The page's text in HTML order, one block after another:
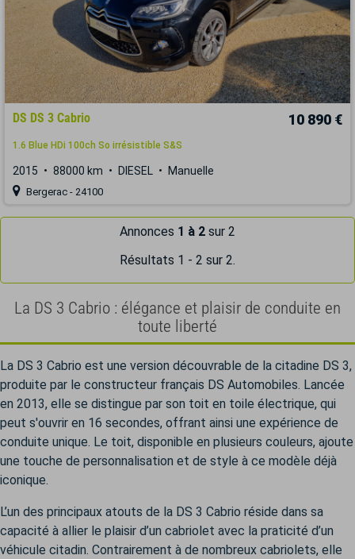
DS DS 3 Cabrio 10 890 €
1.6 Blue HDi 100ch So irrésistible S&S
2015 88000 km DIESEL Manuelle
Bergerac - 24100
Annonces 1 à 2 sur 2
Résultats 1 - 2 sur 2.
La DS 3 Cabrio : élégance et plaisir de conduite en
toute liberté
La DS 3 Cabrio est une version découvrable de la citadine DS 3,
produite par le constructeur français DS Automobiles. Lancée
en 2013, elle se distingue par son toit en toile électrique, qui
peut s'ouvrir en 16 secondes, offrant ainsi une expérience de
conduite unique. Le toit, disponible en plusieurs couleurs, ajoute
une touche de personnalisation et de style à ce modèle déjà
iconique.
L’un des principaux atouts de la DS 3 Cabrio réside dans sa
capacité à allier le plaisir d’un cabriolet avec la praticité d’un
véhicule citadin. Contrairement à de nombreux cabriolets, elle